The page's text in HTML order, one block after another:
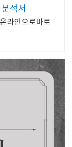
석서
라인으로바로